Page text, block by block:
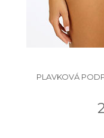
PLAVKOVÁ